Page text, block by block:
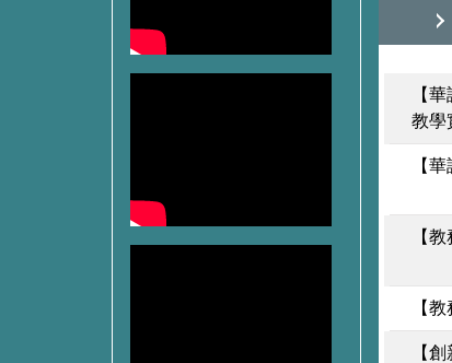
【
教學
【
【
【
【